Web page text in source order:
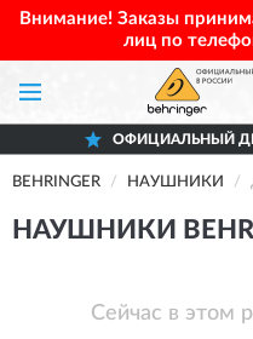
Внимание! Заказы
лиц по
ОФИЦИАЛЬНЫЙ
BEHRINGER НАУШНИКИ
НАУШНИКИ
Сейчас в этом